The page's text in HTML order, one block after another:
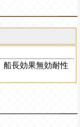
船長効果無効耐性